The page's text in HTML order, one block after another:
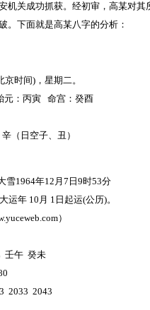
机关成功抓获。经初审，高某对其
。下面就是高某八字的分析：
时间)，星期二。
元：丙寅 命宫：癸酉
子、丑）
雪1964年12月7日9时53分
运年 10月 1日起运(公历)。
）
壬午 癸未
2033 2043